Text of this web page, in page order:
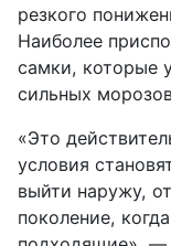
резкого
Наиболее
самки, которые
сильных
«Это
условия
выйти наружу,
поколение,